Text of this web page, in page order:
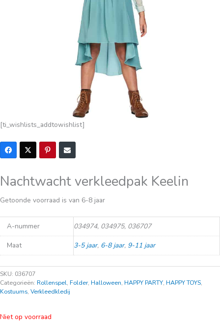
[ti_wishlists_addtowishlist]
Nachtwacht verkleedpak Keelin
Getoonde voorraad is van 6-8 jaar
A-nummer 034974, 034975, 036707
Maat 3-5 jaar, 6-8 jaar, 9-11 jaar
SKU: 036707
Categorieën: Rollenspel, Folder, Halloween, HAPPY PARTY, HAPPY TOYS,
Kostuums, Verkleedkledij
Niet op voorraad